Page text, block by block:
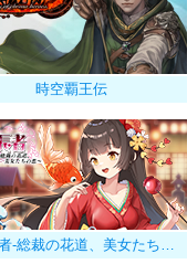
時空覇王伝
億万長者-総裁の花道、美女たちの恋-